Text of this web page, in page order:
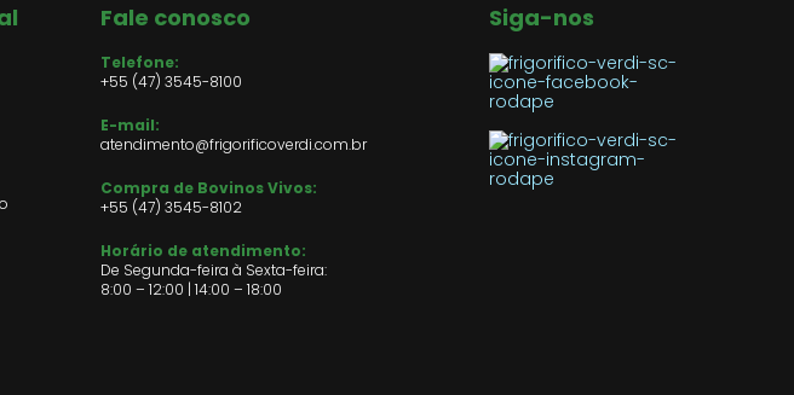
Fale conosco
Telefone:
+55 (47) 3545-8100
E-mail:
atendimento@frigorificoverdi.com.br
Compra de Bovinos Vivos:
+55 (47) 3545-8102
Horário de atendimento:
De Segunda-feira à Sexta-feira:
8:00 – 12:00 | 14:00 – 18:00
Siga-nos